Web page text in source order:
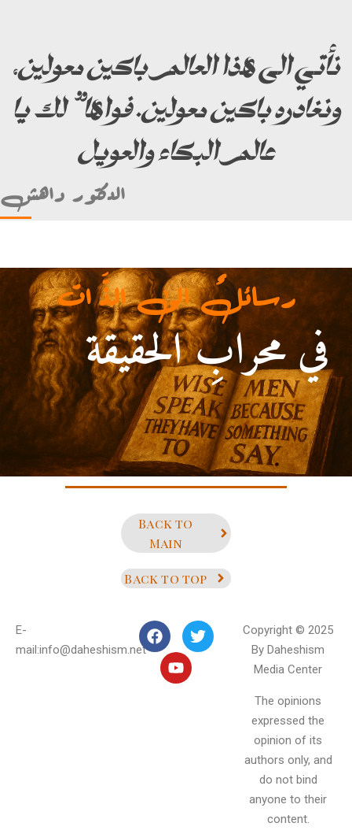
نأتي الى هذا العالم باكين معولين،
ونغادره باكين معولين. فواها” لك يا
عالم البكاء والعويل
الدكتور داهش
في محرابِ الحقيقة
علي بن أبي طالب)
رسائلٌ الى الذَّ ات
Back to
Main
Back to top
E-
mail:info@daheshism.net
Copyright © 2025
By Daheshism
Media Center
The opinions
expressed the
opinion of its
authors only, and
do not bind
anyone to their
content.